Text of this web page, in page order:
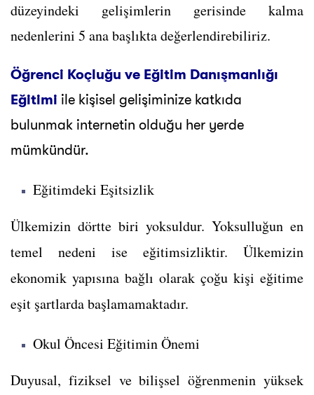
düzeyindeki gelişimlerin gerisinde kalma
nedenlerini 5 ana başlıkta değerlendirebiliriz.
Öğrenci Koçluğu ve Eğitim Danışmanlığı
Eğitimi ile kişisel gelişiminize katkıda
bulunmak internetin olduğu her yerde
mümkündür.
Eğitimdeki Eşitsizlik
Ülkemizin dörtte biri yoksuldur. Yoksulluğun en
temel nedeni ise eğitimsizliktir. Ülkemizin
ekonomik yapısına bağlı olarak çoğu kişi eğitime
eşit şartlarda başlamamaktadır.
Okul Öncesi Eğitimin Önemi
Duyusal, fiziksel ve bilişsel öğrenmenin yüksek